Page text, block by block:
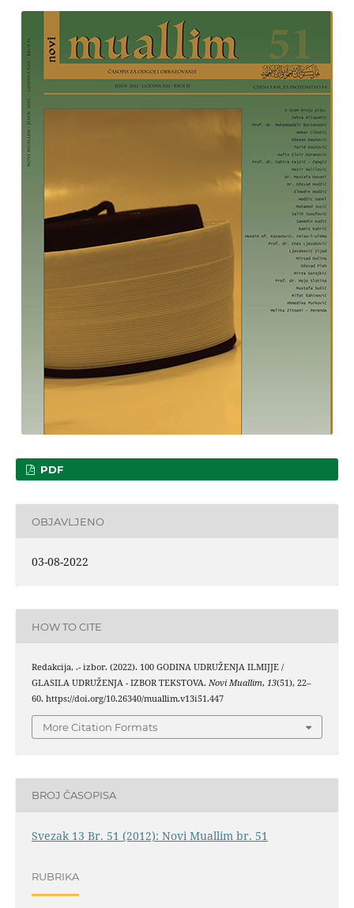
PDF
OBJAVLJENO
03-08-2022
HOW TO CITE
Redakcija, .- izbor. (2022). 100 GODINA UDRUŽENJA ILMIJJE /
GLASILA UDRUŽENJA - IZBOR TEKSTOVA. Novi Muallim, 13(51), 22–
60. https://doi.org/10.26340/muallim.v13i51.447
More Citation Formats
BROJ ČASOPISA
Svezak 13 Br. 51 (2012): Novi Muallim br. 51
RUBRIKA